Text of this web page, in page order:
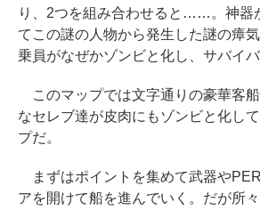
り、2つを組み合わせると……。神器
てこの謎の人物から発生した謎の瘴
乗員がなぜかゾンビと化し、サバイバ
このマップでは文字通りの豪華客
なセレブ達が皮肉にもゾンビと化し
プだ。
まずはポイントを集めて武器や
アを開けて船を進んでいく。だが所